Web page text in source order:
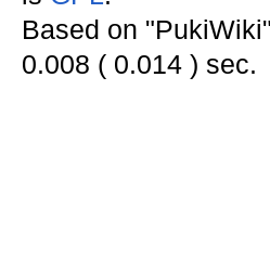
Based on
0.008 ( 0.014 ) sec.